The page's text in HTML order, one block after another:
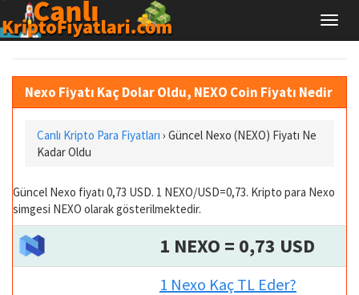
Nexo Fiyatı Kaç Dolar Oldu, NEXO Coin Fiyatı Nedir
Canlı Kripto Para Fiyatları › Güncel Nexo (NEXO) Fiyatı Ne
Kadar Oldu
Güncel Nexo fiyatı 0,73 USD. 1 NEXO/USD=0,73. Kripto para Nexo
simgesi NEXO olarak gösterilmektedir.
1 NEXO = 0,73 USD
1 Nexo Kaç TL Eder?